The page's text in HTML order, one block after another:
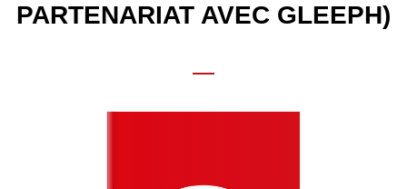
PARTENARIAT AVEC GLEEPH)